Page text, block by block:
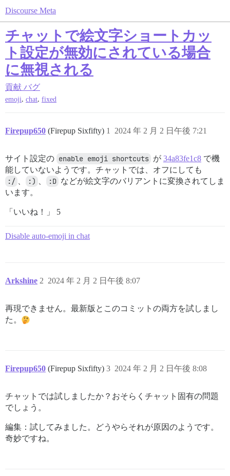
Discourse Meta
チャットで絵文字ショートカッ
ト設定が無効にされている場合
に無視される
貢献 バグ
emoji, chat, fixed
Firepup650 (Firepup Sixfifty) 2024 年 2 月 2 日午後 7:21
1
サイト設定の enable emoji shortcuts が 34a83fe1c8 で機
能していないようです。チャットでは、オフにしても
:/ :) :D などが絵文字のバリアントに変換されてしま
います。
「いいね！」 5
Disable auto-emoji in chat
Arkshine 2024 年 2 月 2 日午後 8:07
2
再現できません。最新版とこのコミットの両方を試しまし
た。
Firepup650 (Firepup Sixfifty) 2024 年 2 月 2 日午後 8:08
3
チャットでは試しましたか？おそらくチャット固有の問題
でしょう。
編集：試してみました。どうやらそれが原因のようです。
奇妙ですね。